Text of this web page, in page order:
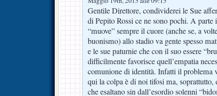
Gentile Direttore, condividerei le Sue
di Pepito Rossi ce ne sono pochi. A
“muove” sempre il cuore (anche se, a
buonismo) allo stadio va gente spesso
e le sue paturnie che con il suo essere
difficilmente favorisce quell’empatia
comunione di identità. Infatti il problema
qui la colpa è di noi tifosi ma,
che esaltano sin dall’esordio solenni